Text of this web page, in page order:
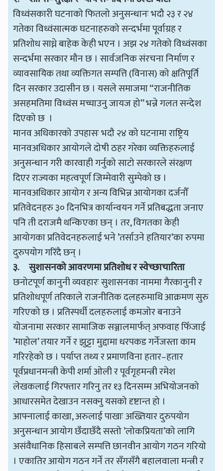
विध्वंसकारी घटनाको फितलो अनुसन्धानः भदौ २३ र २४
गतेका विध्वंसात्मक घटनाहरुको सन्दर्भमा पूर्वाग्रह र
प्रतिशोध साध्ने बाहेक केही भएन । अझ २४ गतेको विध्वंसका
सन्दर्भमा सरकार मौन छ । सार्वजनिक संरचना निर्माण र
व्यावसायिक तथा व्यक्तिगत सम्पत्ति (विनास) को क्षतिपूर्ति
दिन सरकार उदासीन छ । यसले समाजमा “राजनीतिक
असहमतिमा विध्वंस मच्चाउनु जायज हो” भन्ने गलत सन्देश
दिएको छ ।
मानव अधिकारको उपहासः भदौ २४ को घटनामा राष्ट्रिय
मानवअधिकार आयोगले दोषी ठहर गरेका व्यक्तिहरुलाई
अनुसन्धान गरी कारवाही गर्नुको साटो सरकारले संरक्षण
दिएर राज्यका महत्वपूर्ण जिम्मेवारी सुम्पेको छ ।
मानवअधिकार आयोग र अन्य विभिन्न आयोगका दर्जनौँ
प्रतिवेदनहरु ३० दिनभित्र कार्यान्वयन गर्ने प्रतिबद्धता जनाए
पनि ती दराजमै थन्किएका छन् । तर, विगतका केही
आयोगका प्रतिवेदनहरुलाई भने ’तर्साउने हतियार’का रुपमा
दुरुपयोग गरिंदै छन् ।
३. सुशासनको आवरणमा प्रतिशोध र स्वेच्छाचारिता
छनोटपूर्ण कानुनी व्यवहारः सुशासनका नाममा गैरकानुनी र
प्रतिशोधपूर्ण तरिकाले राजनीतिक दलहरुमाथि आक्रमण सुरु
गरिएको छ । प्रतिस्पर्धी दलहरुलाई कमजोर बनाउने
योजनामा सरकार सामाजिक सञ्जालमार्फत् अफवाह फिँजाई
’माहोल’ तयार गर्ने र झुट्टा मुद्दामा धरपकड गर्नेजस्ता काम
गरिरहेको छ । पर्याप्त तथ्य र प्रमाणविना हतार–हतार
पूर्वप्रधानमन्त्री केपी शर्मा ओली र पूर्वगृहमन्त्री रमेश
लेखकलाई गिरफ्तार गरिनु तर १३ दिनसम्म अभियोजनको
आधारसमेत देखाउन नसक्नु यसको दृष्टान्त हो ।
आफ्नालाई काखा, अरुलाई पाखाः अख्तियार दुरुपयोग
अनुसन्धान आयोग छँदाछँदै सस्तो ’लोकप्रियता’को लागि
असंवैधानिक हिसाबले सम्पत्ति छानवीन आयोग गठन गरियो
। एकातिर आयोग गठन गर्ने तर सँगसँगै बहालवाला मन्त्री र